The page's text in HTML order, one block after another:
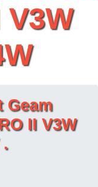
V3W
Geam
II V3W
.